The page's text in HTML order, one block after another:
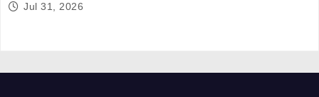
Jul 31, 2026